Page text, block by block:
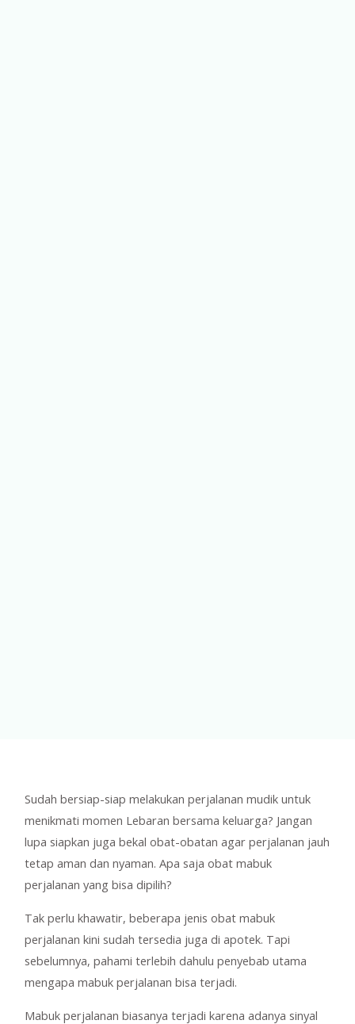
Sudah bersiap-siap melakukan perjalanan mudik untuk
menikmati momen Lebaran bersama keluarga? Jangan
lupa siapkan juga bekal obat-obatan agar perjalanan jauh
tetap aman dan nyaman. Apa saja obat mabuk
perjalanan yang bisa dipilih?
Tak perlu khawatir, beberapa jenis obat mabuk
perjalanan kini sudah tersedia juga di apotek. Tapi
sebelumnya, pahami terlebih dahulu penyebab utama
mengapa mabuk perjalanan bisa terjadi.
Mabuk perjalanan biasanya terjadi karena adanya sinyal